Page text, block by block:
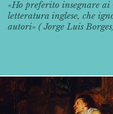
«Ho preferito insegnare
letteratura inglese, che
autori» ( Jorge Luis